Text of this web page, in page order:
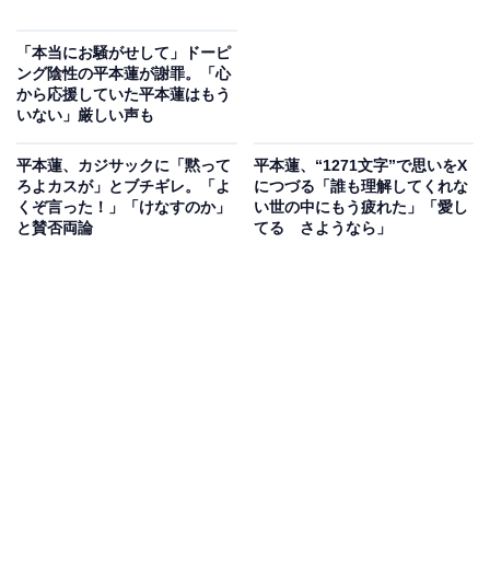
「本当にお騒がせして」ドーピ
ング陰性の平本蓮が謝罪。「心
から応援していた平本蓮はもう
いない」厳しい声も
平本蓮、カジサックに「黙って
ろよカスが」とブチギレ。「よ
くぞ言った！」「けなすのか」
と賛否両論
平本蓮、“1271文字”で思いをX
につづる「誰も理解してくれな
い世の中にもう疲れた」「愛し
てる さようなら」